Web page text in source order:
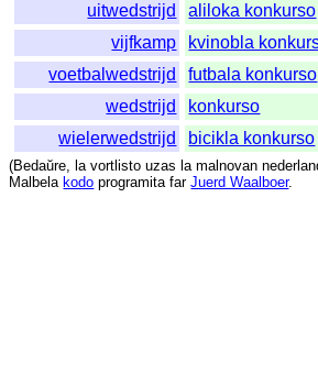
uitwedstrijd
aliloka konkurso
vijfkamp
kvinobla
voetbalwedstrijd
futbala konkurso
wedstrijd
konkurso
wielerwedstrijd
bicikla konkurso
(Bedaŭre, la vortlisto uzas la malnovan
Malbela kodo programita far Juerd Waalboer.